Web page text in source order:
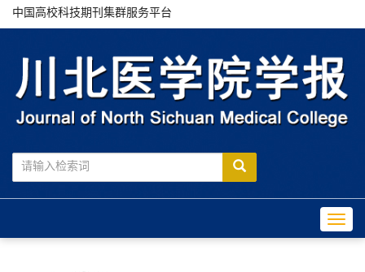
中国高校科技期刊集群服务平台